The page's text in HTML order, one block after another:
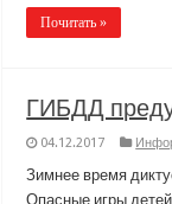
Почитать »
ГИБДД
04.12.2017
Зимнее время
Опасные игры детей